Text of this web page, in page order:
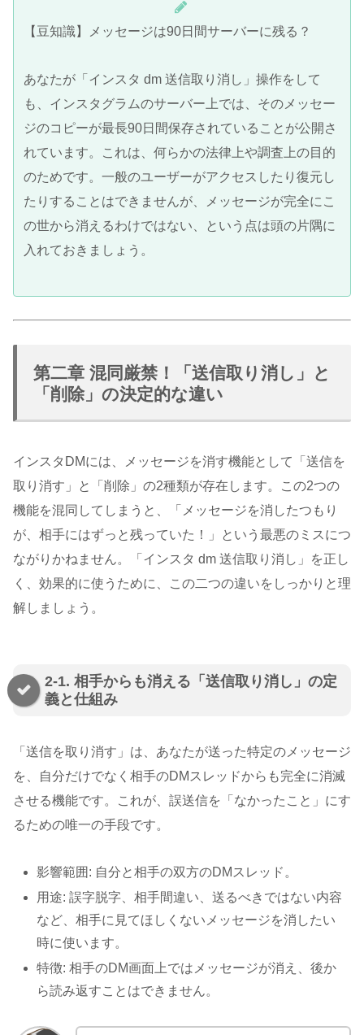
【豆知識】メッセージは90日間サーバーに残る？
あなたが「インスタ dm 送信取り消し」操作をして
も、インスタグラムのサーバー上では、そのメッセー
ジのコピーが最長90日間保存されていることが公開さ
れています。これは、何らかの法律上や調査上の目的
のためです。一般のユーザーがアクセスしたり復元し
たりすることはできませんが、メッセージが完全にこ
の世から消えるわけではない、という点は頭の片隅に
入れておきましょう。
第二章 混同厳禁！「送信取り消し」と
「削除」の決定的な違い
インスタDMには、メッセージを消す機能として「送信を
取り消す」と「削除」の2種類が存在します。この2つの
機能を混同してしまうと、「メッセージを消したつもり
が、相手にはずっと残っていた！」という最悪のミスにつ
ながりかねません。「インスタ dm 送信取り消し」を正し
く、効果的に使うために、この二つの違いをしっかりと理
解しましょう。
2-1. 相手からも消える「送信取り消し」の定
義と仕組み
「送信を取り消す」は、あなたが送った特定のメッセージ
を、自分だけでなく相手のDMスレッドからも完全に消滅
させる機能です。これが、誤送信を「なかったこと」にす
るための唯一の手段です。
影響範囲: 自分と相手の双方のDMスレッド。
用途: 誤字脱字、相手間違い、送るべきではない内容
など、相手に見てほしくないメッセージを消したい
時に使います。
特徴: 相手のDM画面上ではメッセージが消え、後か
ら読み返すことはできません。